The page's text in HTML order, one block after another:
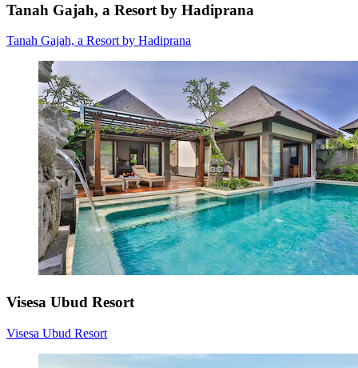
Tanah Gajah, a Resort by Hadiprana
Tanah Gajah, a Resort by Hadiprana
Visesa Ubud Resort
Visesa Ubud Resort